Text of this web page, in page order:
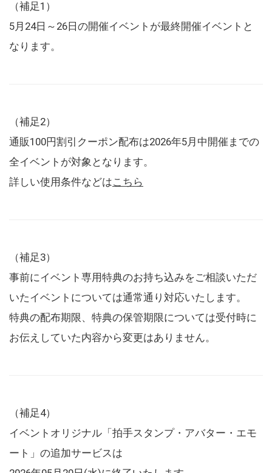
（補足1）
5月24日～26日の開催イベントが最終開催イベントと
なります。
（補足2）
通販100円割引クーポン配布は2026年5月中開催までの
全イベントが対象となります。
詳しい使用条件などはこちら
（補足3）
事前にイベント専用特典のお持ち込みをご相談いただ
いたイベントについては通常通り対応いたします。
特典の配布期限、特典の保管期限については受付時に
お伝えしていた内容から変更はありません。
（補足4）
イベントオリジナル「拍手スタンプ・アバター・エモ
ート」の追加サービスは